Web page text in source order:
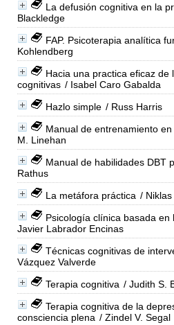
La defusión cognitiva en la
Blackledge
FAP. Psicoterapia analítica
Kohlendberg
Hacia una practica eficaz de
cognitivas / Isabel Caro Gabalda
Hazlo simple / Russ Harris
Manual de entrenamiento
M. Linehan
Manual de habilidades DBT
Rathus
La metáfora práctica /
Psicología clínica basada en
Javier Labrador Encinas
Técnicas cognitivas de
Vázquez Valverde
Terapia cognitiva / Judith S.
Terapia cognitiva de la
consciencia plena / Zindel V. Segal